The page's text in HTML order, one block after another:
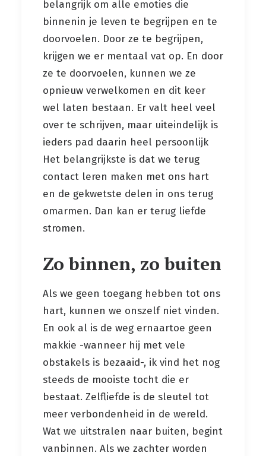
belangrijk om alle emoties die
binnenin je leven te begrijpen en te
doorvoelen. Door ze te begrijpen,
krijgen we er mentaal vat op. En door
ze te doorvoelen, kunnen we ze
opnieuw verwelkomen en dit keer
wel laten bestaan. Er valt heel veel
over te schrijven, maar uiteindelijk is
ieders pad daarin heel persoonlijk
Het belangrijkste is dat we terug
contact leren maken met ons hart
en de gekwetste delen in ons terug
omarmen. Dan kan er terug liefde
stromen.
Zo binnen, zo buiten
Als we geen toegang hebben tot ons
hart, kunnen we onszelf niet vinden.
En ook al is de weg ernaartoe geen
makkie -wanneer hij met vele
obstakels is bezaaid-, ik vind het nog
steeds de mooiste tocht die er
bestaat. Zelfliefde is de sleutel tot
meer verbondenheid in de wereld.
Wat we uitstralen naar buiten, begint
vanbinnen. Als we zachter worden